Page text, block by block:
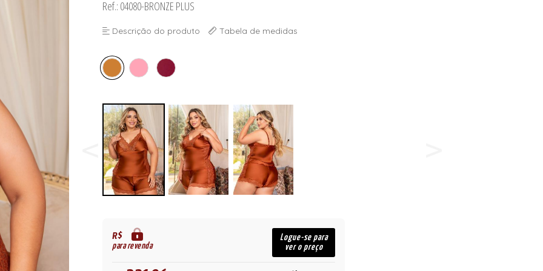
Ref.: 04080-BRONZE PLUS
Descrição do produto Tabela de medidas
R$
para revenda
Logue-se para
ver o preço